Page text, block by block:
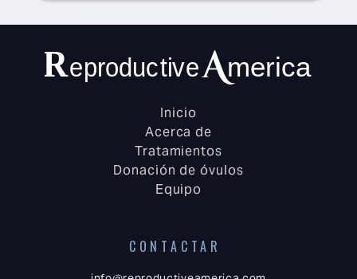
Inicio
Acerca de
Tratamientos
Donación de óvulos
Equipo
CONTACTAR